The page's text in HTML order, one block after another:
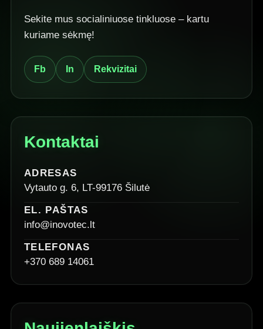
Sekite mus socialiniuose tinkluose – kartu
kuriame sėkmę!
Fb In Rekvizitai
Kontaktai
ADRESAS
Vytauto g. 6, LT-99176 Šilutė
EL. PAŠTAS
info@inovotec.lt
TELEFONAS
+370 689 14061